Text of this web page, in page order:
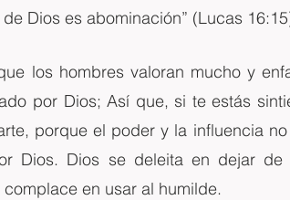
Dios es abominación” (Lucas
los hombres valoran mucho y
por Dios; Así que, si te estás
porque el poder y la influencia
Dios. Dios se deleita en dejar
en usar al humilde.